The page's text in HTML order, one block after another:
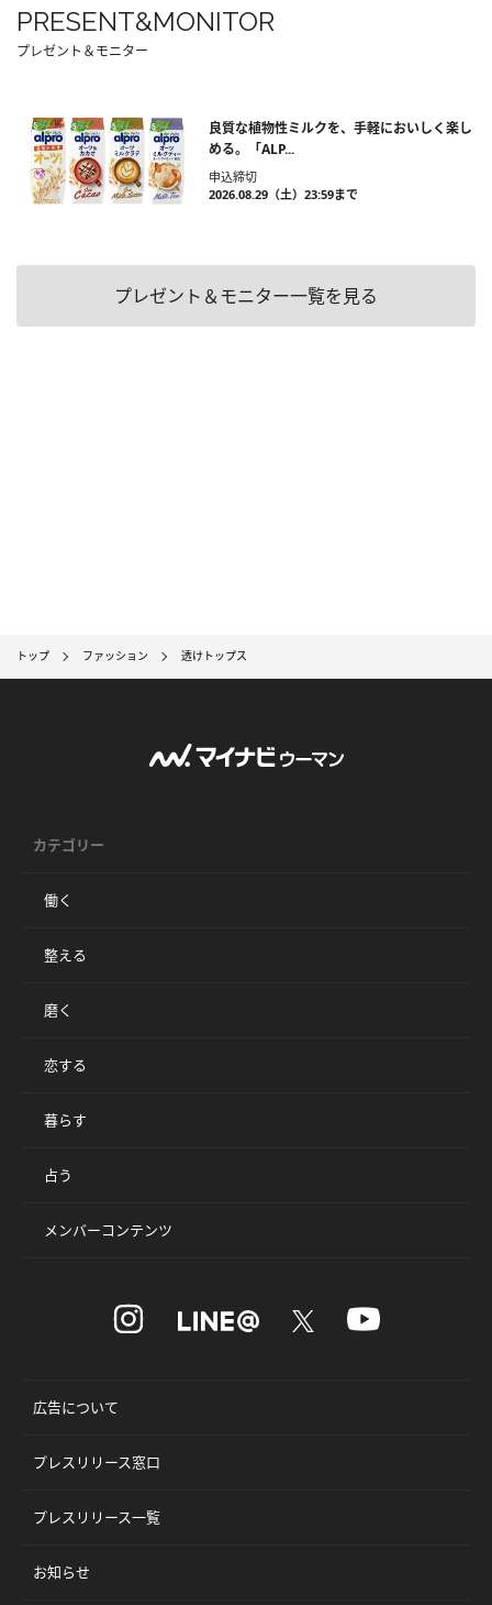
PRESENT&MONITOR
プレゼント＆モニター
良質な植物性ミルクを、手軽においしく楽し
める。「ALP...
申込締切
2026.08.29（土）23:59まで
プレゼント＆モニター一覧を見る
トップ ファッション 透けトップス
カテゴリー
働く
整える
磨く
恋する
暮らす
占う
メンバーコンテンツ
広告について
プレスリリース窓口
プレスリリース一覧
お知らせ